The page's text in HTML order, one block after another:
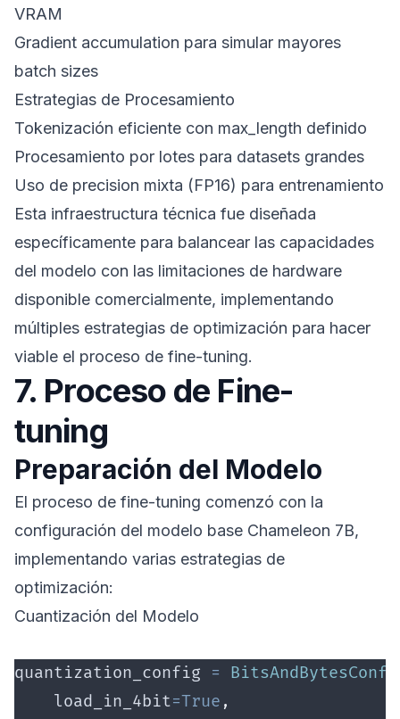
VRAM
Gradient accumulation para simular mayores
batch sizes
Estrategias de Procesamiento
Tokenización eficiente con max_length definido
Procesamiento por lotes para datasets grandes
Uso de precision mixta (FP16) para entrenamiento
Esta infraestructura técnica fue diseñada
específicamente para balancear las capacidades
del modelo con las limitaciones de hardware
disponible comercialmente, implementando
múltiples estrategias de optimización para hacer
viable el proceso de fine-tuning.
7. Proceso de Fine-
tuning
Preparación del Modelo
El proceso de fine-tuning comenzó con la
configuración del modelo base Chameleon 7B,
implementando varias estrategias de
optimización:
Cuantización del Modelo
quantization_config =
    load_in_4bit
=True ,